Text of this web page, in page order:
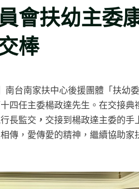
會扶幼主委
棒
南台南家扶中心後援團體「扶幼
四任主委楊政達先生。在交接典
長監交 ， 交接到楊政達主委的手
傳，愛傳愛的精神，繼續協助